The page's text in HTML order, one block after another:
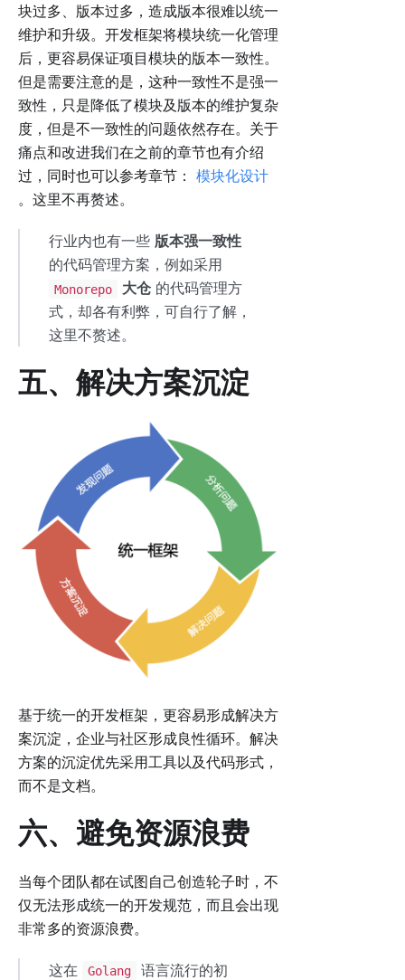
块过多、版本过多，造成版本很难以统一
维护和升级。开发框架将模块统一化管理
后，更容易保证项目模块的版本一致性。
但是需要注意的是，这种一致性不是强一
致性，只是降低了模块及版本的维护复杂
度，但是不一致性的问题依然存在。关于
痛点和改进我们在之前的章节也有介绍
过，同时也可以参考章节： 模块化设计
。这里不再赘述。
行业内也有一些 版本强一致性
的代码管理方案，例如采用
Monorepo 大仓的代码管理方
式，却各有利弊，可自行了解，
这里不赘述。
五、解决方案沉淀
基于统一的开发框架，更容易形成解决方
案沉淀，企业与社区形成良性循环。解决
方案的沉淀优先采用工具以及代码形式，
而不是文档。
六、避免资源浪费
当每个团队都在试图自己创造轮子时，不
仅无法形成统一的开发规范，而且会出现
非常多的资源浪费。
这在 Golang
语言流行的初